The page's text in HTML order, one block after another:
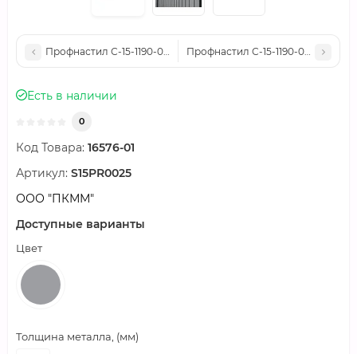
Профнастил С-15-1190-0.4 (с гранью) Полиэстер RAL 6020
Профнастил С-15-1190-0.4 (с
Есть в наличии
0
Код Товара: 16576-01
Артикул: S15PR0025
ООО "ПКММ"
Доступные варианты
Цвет
Толщина металла, (мм)